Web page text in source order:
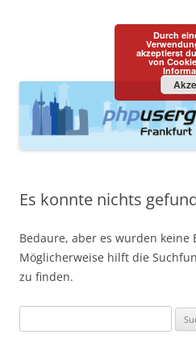
PHPUGFFM
one programming language::one
Menü
Es konnte nichts
Bedaure, aber es wurden keine
Möglicherweise hilft die
zu finden.
nach:
Durch
akzeptierst
von